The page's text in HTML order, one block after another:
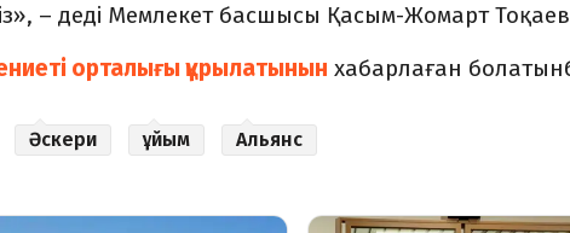
– деді Мемлекет басшысы Қасым-Жомарт
орталығы құрылатынын хабарлаған
Әскери ұйым Альянс